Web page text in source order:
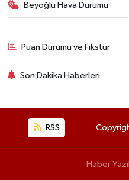
Beyoğlu Hava Durumu
Puan Durumu ve Fikstür
Son Dakika Haberleri
RSS
Haber